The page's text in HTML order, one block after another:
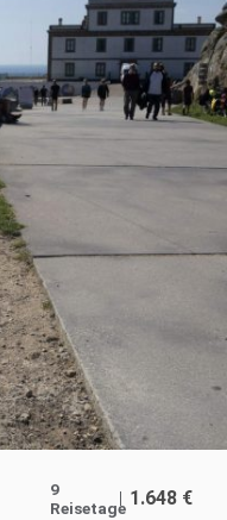
9
Reisetage 1.648 €